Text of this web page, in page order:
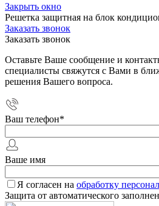
Закрыть окно
Решетка защитная на блок
Заказать звонок
Заказать звонок
Оставьте Ваше сообщение и
специалисты свяжутся с Вами в
решения Вашего вопроса.
Ваш телефон*
Ваше имя
Я согласен на обработку
Защита от автоматического